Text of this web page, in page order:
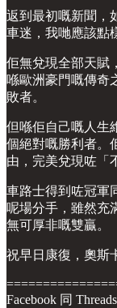
返到最初嘅新聞，
車迷，我哋應該點
佢無兌現全部天賦
喺歐洲豪門嘅傳奇
敗者。
但喺佢自己嘅人生
個絕對嘅勝利者。
由，完美兌現咗「
車路士得到咗冠軍
呢場分手，雖然充
無可厚非嘅雙贏。
祝早日康復，奧斯
Facebook 同